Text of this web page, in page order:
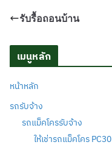
รับรื้อถอนบ้าน
เมนูหลัก
หน้าหลัก
รถรับจ้าง
รถแม็คโครรับจ้าง
ให้เช่ารถแม็คโคร PC30